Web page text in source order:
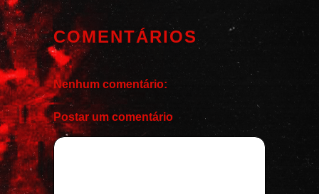
COMENTÁRIOS
Nenhum comentário:
Postar um comentário